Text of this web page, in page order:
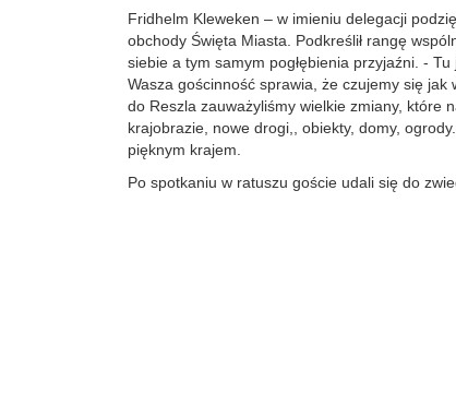
Fridhelm Kleweken – w imieniu delegacji
obchody Święta Miasta. Podkreślił rangę
siebie a tym samym pogłębienia przyjaźni. - Tu
Wasza gościnność sprawia, że czujemy się jak
do Reszla zauważyliśmy wielkie zmiany, które
krajobrazie, nowe drogi,, obiekty, domy,
pięknym krajem.
Po spotkaniu w ratuszu goście udali się do